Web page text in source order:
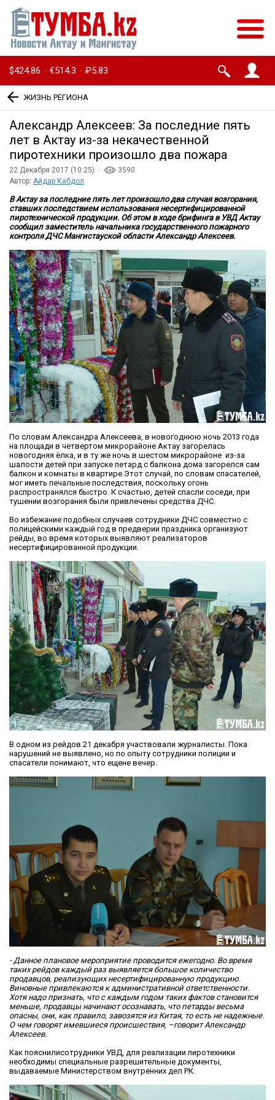
$424.86 · €514.3 · ₽5.83
ЖИЗНЬ РЕГИОНА
Александр Алексеев: За последние пять
лет в Актау из-за некачественной
пиротехники произошло два пожара
22 Декабря 2017 (10:25) ·
3590
Автор: Айдар Кабдол
В Актау за последние пять лет произошло два случая возгорания,
ставших последствием использования несертифицированной
пиротехнической продукции. Об этом в ходе брифинга в УВД Актау
сообщил заместитель начальника государственного пожарного
контроля ДЧС Мангистауской области Александр Алексеев.
По словам Александра Алексеева, в новогоднюю ночь 2013 года
на площади в четвертом микрорайоне Актау загорелась
новогодняя ёлка, и в ту же ночь в шестом микрорайоне из-за
шалости детей при запуске петард с балкона дома загорелся сам
балкон и комнаты в квартире.Этот случай, по словам спасателей,
мог иметь печальные последствия, поскольку огонь
распространялся быстро. К счастью, детей спасли соседи, при
тушении возгорания были привлечены средства ДЧС.
Во избежание подобных случаев сотрудники ДЧС совместно с
полицейскими каждый год в предверии праздника организуют
рейды, во время которых выявляют реализаторов
несертифицированной продукции.
В одном из рейдов 21 декабря участвовали журналисты. Пока
нарушений не выявлено, но по опыту сотрудники полиции и
спасатели понимают, что ещене вечер.
- Данное плановое мероприятие проводится ежегодно. Во время
таких рейдов каждый раз выявляется большое количество
продавцов, реализующих несертифицированную продукцию.
Виновные привлекаются к административной ответственности.
Хотя надо признать, что с каждым годом таких фактов становится
меньше, продавцы начинают осознавать, что петарды весьма
опасны, они, как правило, завозятся из Китая, то есть не надежные.
О чем говорят имевшиеся происшествия, –говорит Александр
Алексеев.
Как пояснилисотрудники УВД, для реализации пиротехники
необходимы специальные разрешительные документы,
выдаваемые Министерством внутренних дел РК.